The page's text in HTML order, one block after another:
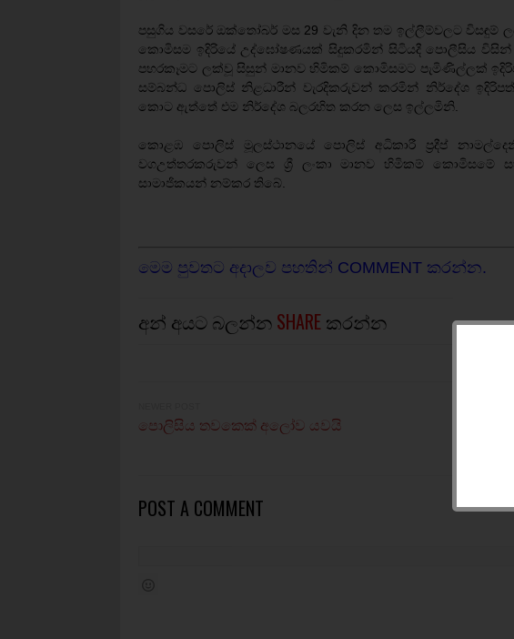
පසුගිය වසරේ ඔක්තෝබර් මස 29 වැනි දින තම ඉල්ලීම්වලට විසඳුම්
කොමිසම ඉදිරියේ උද්ඝෝෂණයක් සිදුකරමින් සිටියදී පොලීසිය විසින්
පහරකෑමට ලක්වූ සිසුන් මානව හිමිකම් කොමිසමට පැමිණිල්ලක්
සම්බන්ධ පොලිස් නිළධාරීන් වැරදිකරුවන් කරමින් නිර්දේශ
කොට ඇත්තේ එම නිර්දේශ බලරහිත කරන ලෙස ඉල්ලමිනි.
කොළඹ පොලිස් මූලස්ථානයේ පොලිස් අධිකාරී ප්‍රදීප්
වගඋත්තරකරුවන් ලෙස ශ්‍රී ලංකා මානව හිමිකම් කොමිසමේ
සාමාජිකයන් නම්කර තිබේ.
මෙම පුවතට අදාලව පහතින් COMMENT කරන්න.
අන් අයට බලන්න SHARE කරන්න
පොලිසිය තවකෙක් අලෝව යවයි
POST A COMMENT